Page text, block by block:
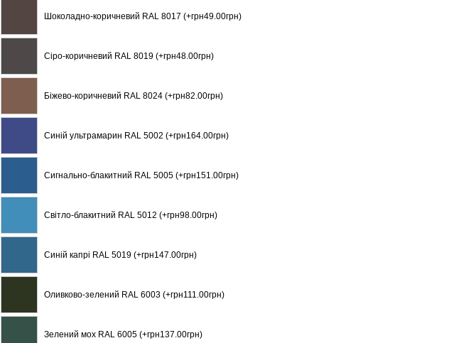
Шоколадно-коричневий RAL 8017 (+грн49.00грн)
Сіро-коричневий RAL 8019 (+грн48.00грн)
Біжево-коричневий RAL 8024 (+грн82.00грн)
Синій ультрамарин RAL 5002 (+грн164.00грн)
Сигнально-блакитний RAL 5005 (+грн151.00грн)
Світло-блакитний RAL 5012 (+грн98.00грн)
Синій капрі RAL 5019 (+грн147.00грн)
Оливково-зелений RAL 6003 (+грн111.00грн)
Зелений мох RAL 6005 (+грн137.00грн)